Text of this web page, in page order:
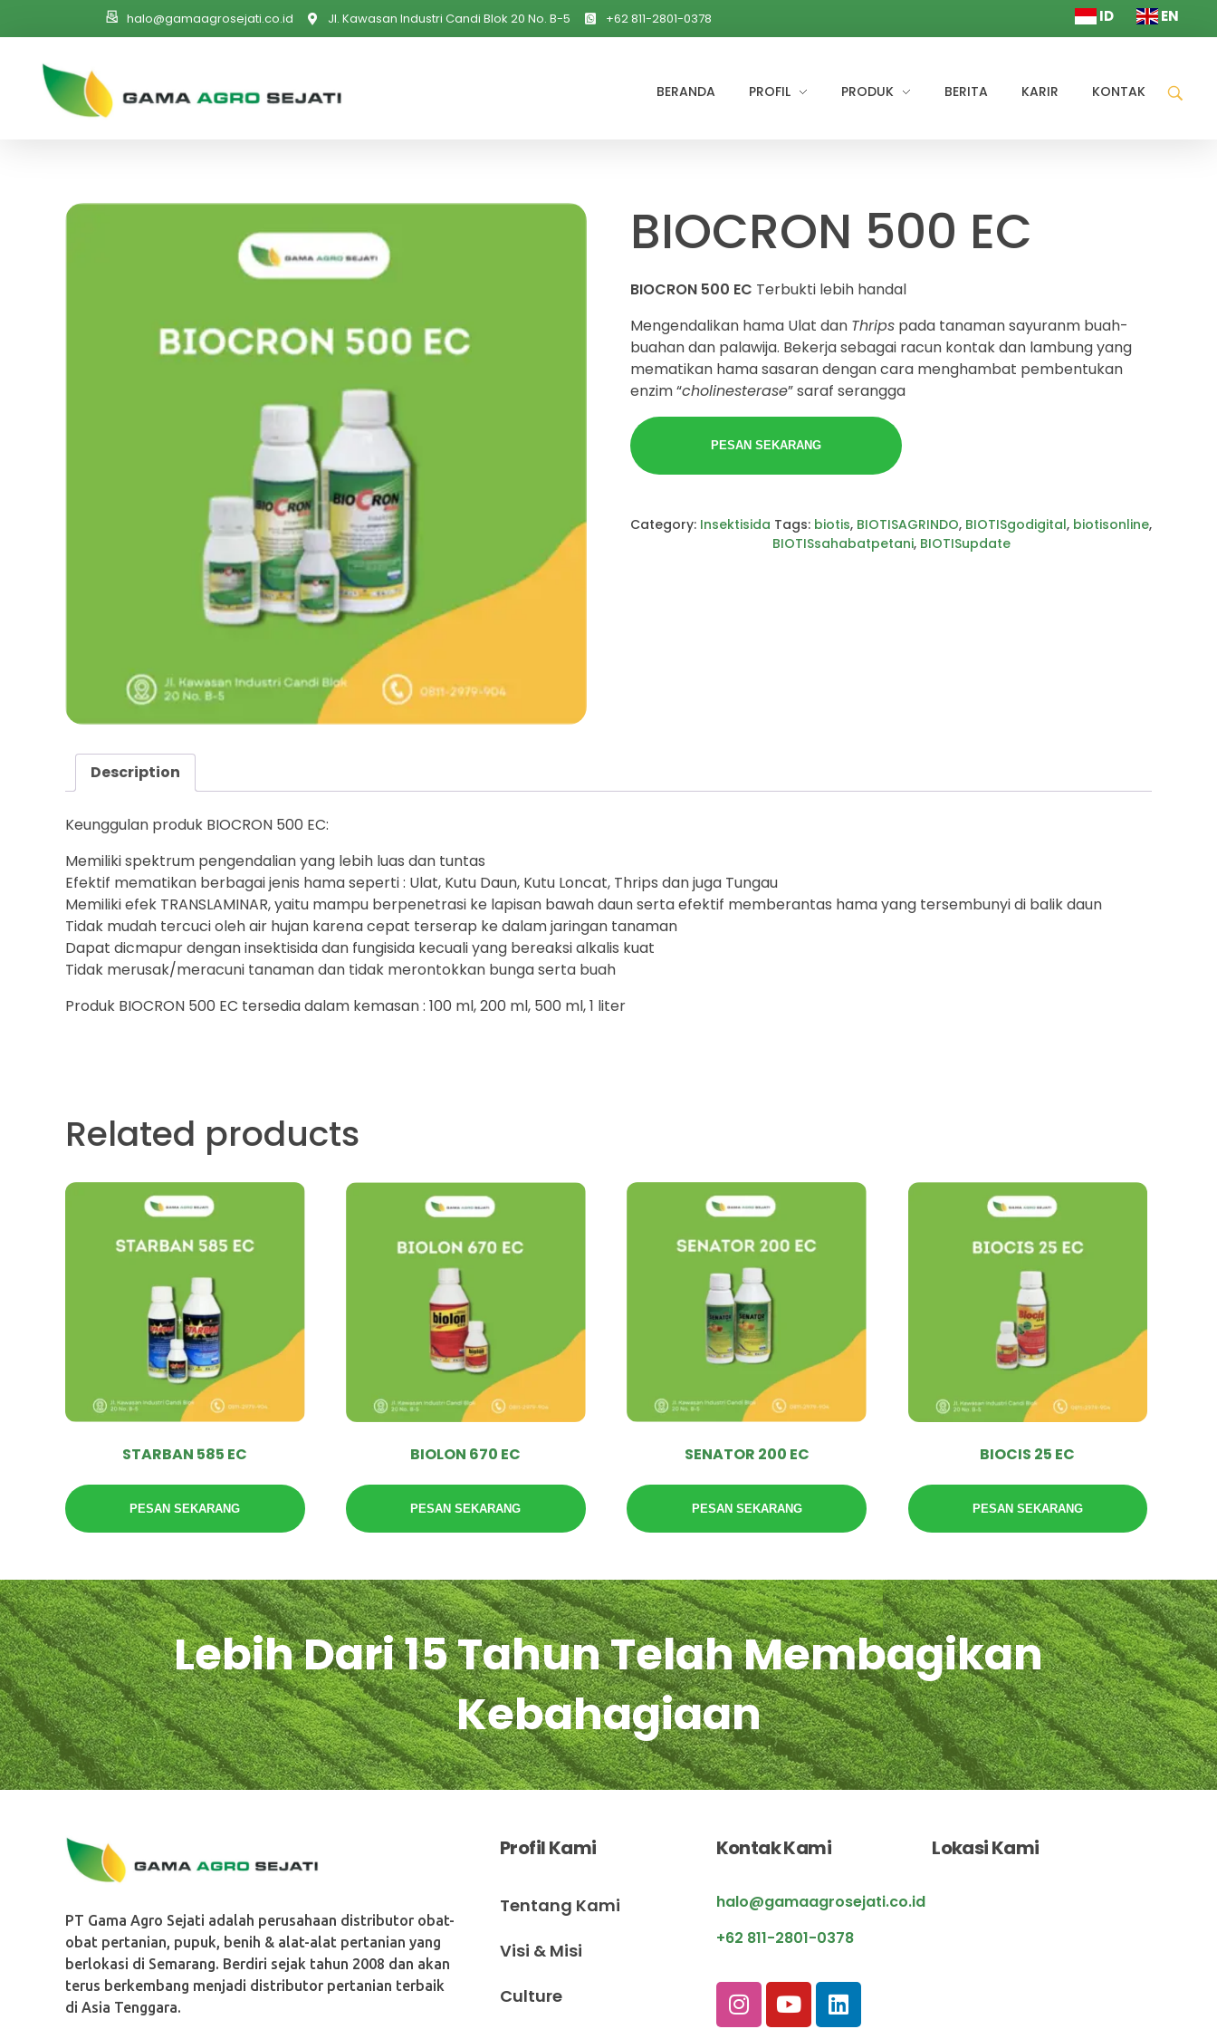
halo@gamaagrosejati.co.id Jl. Kawasan Industri Candi Blok 20 No. B-5 +62 811-2801-0378
BERANDA PROFIL PRODUK BERITA KARIR KONTAK
BIOCRON 500 EC
BIOCRON 500 EC Terbukti lebih handal
Mengendalikan hama Ulat dan Thrips pada tanaman sayuranm buah-
buahan dan palawija. Bekerja sebagai racun kontak dan lambung yang
mematikan hama sasaran dengan cara menghambat pembentukan
enzim “cholinesterase” saraf serangga
PESAN SEKARANG
Category: Insektisida Tags: biotis, BIOTISAGRINDO, BIOTISgodigital, biotisonline,
BIOTISsahabatpetani, BIOTISupdate
Description
Keunggulan produk BIOCRON 500 EC:
Memiliki spektrum pengendalian yang lebih luas dan tuntas
Efektif mematikan berbagai jenis hama seperti : Ulat, Kutu Daun, Kutu Loncat, Thrips dan juga Tungau
Memiliki efek TRANSLAMINAR, yaitu mampu berpenetrasi ke lapisan bawah daun serta efektif memberantas hama yang tersembunyi di balik daun
Tidak mudah tercuci oleh air hujan karena cepat terserap ke dalam jaringan tanaman
Dapat dicmapur dengan insektisida dan fungisida kecuali yang bereaksi alkalis kuat
Tidak merusak/meracuni tanaman dan tidak merontokkan bunga serta buah
Produk BIOCRON 500 EC tersedia dalam kemasan : 100 ml, 200 ml, 500 ml, 1 liter
Related products
STARBAN 585 EC
PESAN SEKARANG
BIOLON 670 EC
PESAN SEKARANG
SENATOR 200 EC
PESAN SEKARANG
BIOCIS 25 EC
PESAN SEKARANG
Lebih Dari 15 Tahun Telah Membagikan
Kebahagiaan
PT Gama Agro Sejati adalah perusahaan distributor obat-
obat pertanian, pupuk, benih & alat-alat pertanian yang
berlokasi di Semarang. Berdiri sejak tahun 2008 dan akan
terus berkembang menjadi distributor pertanian terbaik
di Asia Tenggara.
Profil Kami
Tentang Kami
Visi & Misi
Culture
Kontak Kami
halo@gamaagrosejati.co.id
+62 811-2801-0378
Lokasi Kami
EN
ID